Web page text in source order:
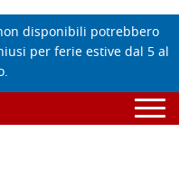
disponibili potrebbero
per ferie estive dal 5 al